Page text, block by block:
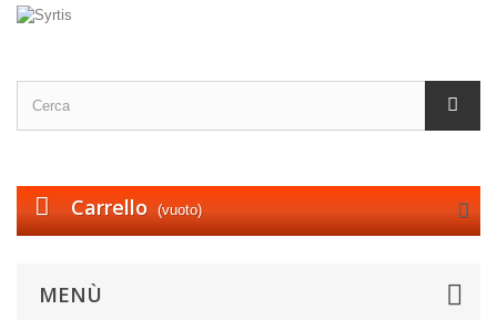
Carrello (vuoto)
MENÙ